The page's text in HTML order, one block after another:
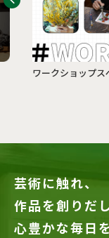
ワークショップ
芸術に触れ、
作品を創りだし
心豊かな毎日